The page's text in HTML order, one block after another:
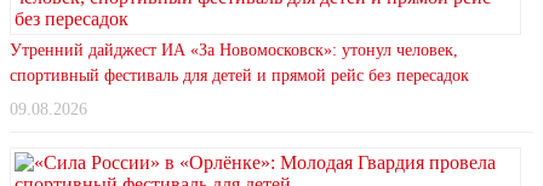
Утренний дайджест ИА «За Новомосковск»: утонул человек,
спортивный фестиваль для детей и прямой рейс без пересадок
09.08.2026